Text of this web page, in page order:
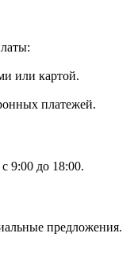
или картой.
платежей.
9:00 до 18:00.
предложения.